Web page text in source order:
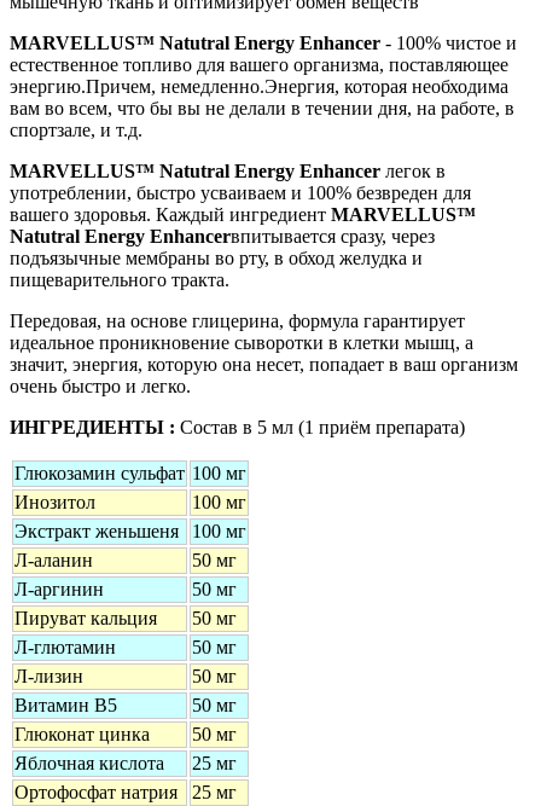
MARVELLUS™ Natutral Energy Enhancer - 100% чистое и
естественное топливо для вашего организма, поставляющее
энергию.Причем, немедленно.Энергия, которая необходима
вам во всем, что бы вы не делали в течении дня, на работе, в
спортзале, и т.д.
MARVELLUS™ Natutral Energy Enhancer легок в
употреблении, быстро усваиваем и 100% безвреден для
вашего здоровья. Каждый ингредиент MARVELLUS™
Natutral Energy Enhancerвпитывается сразу, через
подъязычные мембраны во рту, в обход желудка и
пищеварительного тракта.
Передовая, на основе глицерина, формула гарантирует
идеальное проникновение сыворотки в клетки мышц, а
значит, энергия, которую она несет, попадает в ваш организм
очень быстро и легко.
ИНГРЕДИЕНТЫ : Состав в 5 мл (1 приём препарата)
Глюкозамин сульфат 100 мг
Инозитол
100 мг
Экстракт женьшеня
100 мг
Л-аланин
50 мг
Л-аргинин
50 мг
Пируват кальция
50 мг
Л-глютамин
50 мг
Л-лизин
50 мг
Витамин В5
50 мг
Глюконат цинка
50 мг
Яблочная кислота
25 мг
Ортофосфат натрия
25 мг